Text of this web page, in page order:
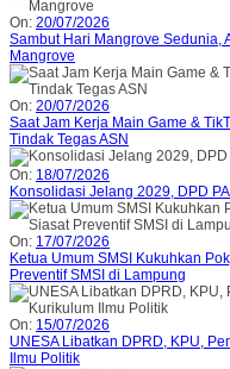
On: 20/07/2026
Sambut Hari Mangrove Sedunia,
Mangrove
On: 20/07/2026
Saat Jam Kerja Main Game &
Tindak Tegas ASN
On: 18/07/2026
Konsolidasi Jelang 2029, DPD
On: 17/07/2026
Ketua Umum SMSI Kukuhkan
Preventif SMSI di Lampung
On: 15/07/2026
UNESA Libatkan DPRD, KPU,
Ilmu Politik